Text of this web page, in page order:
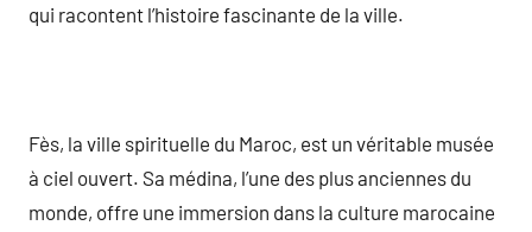
qui racontent l’histoire fascinante de la ville.
Fès, la ville spirituelle du Maroc, est un véritable musée
à ciel ouvert. Sa médina, l’une des plus anciennes du
monde, offre une immersion dans la culture marocaine